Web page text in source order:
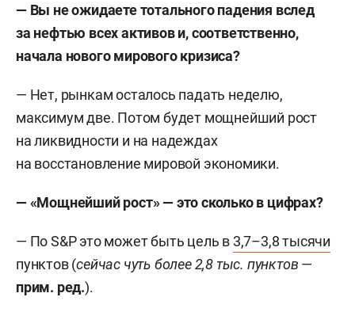
— Вы не ожидаете тотального падения вслед
за нефтью всех активов и, соответственно,
начала нового мирового кризиса?
— Нет, рынкам осталось падать неделю,
максимум две. Потом будет мощнейший рост
на ликвидности и на надеждах
на восстановление мировой экономики.
— «Мощнейший рост» — это сколько в цифрах?
— По S&P это может быть цель в 3,7–3,8 тысячи
пунктов (сейчас чуть более 2,8 тыс. пунктов —
прим. ред.).